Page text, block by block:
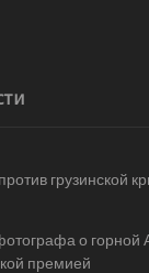
грузинской
о
премией